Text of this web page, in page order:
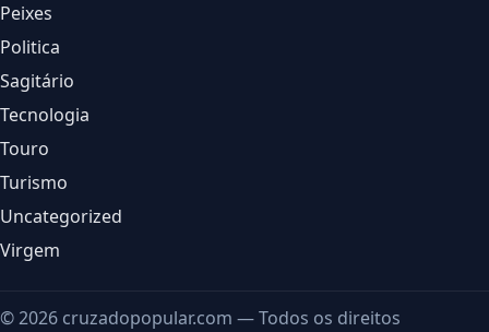
Peixes
Politica
Sagitário
Tecnologia
Touro
Turismo
Uncategorized
Virgem
© 2026 cruzadopopular.com — Todos os direitos